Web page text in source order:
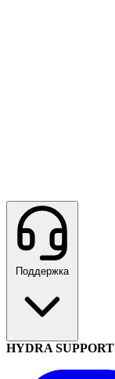
Поддержка
HYDRA SUPPORT